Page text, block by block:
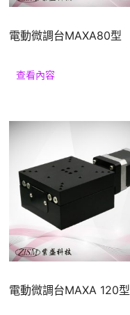
電動微調台MAXA80型
查看內容
電動微調台MAXA 120型